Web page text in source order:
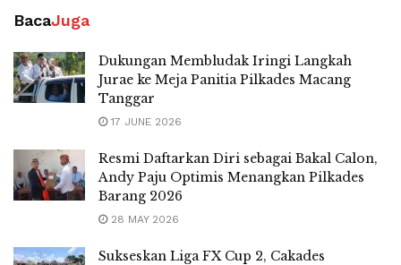
BacaJuga
Dukungan Membludak Iringi Langkah
Jurae ke Meja Panitia Pilkades Macang
Tanggar
17 JUNE 2026
Resmi Daftarkan Diri sebagai Bakal Calon,
Andy Paju Optimis Menangkan Pilkades
Barang 2026
28 MAY 2026
Sukseskan Liga FX Cup 2, Cakades